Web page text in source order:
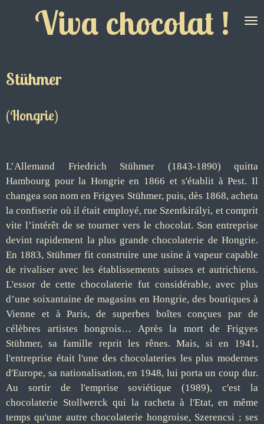
PasserViva chocolat !
Stühmer
(Hongrie)
L’Allemand Friedrich Stühmer (1843-1890) quitta
Hambourg pour la Hongrie en 1866 et s'établit à Pest. Il
changea son nom en Frigyes Stühmer, puis, dès 1868, acheta
la confiserie où il était employé, rue Szentkirályi, et comprit
vite l’intérêt de se tourner vers le chocolat. Son entreprise
devint rapidement la plus grande chocolaterie de Hongrie.
En 1883, Stühmer fit construire une usine à vapeur capable
de rivaliser avec les établissements suisses et autrichiens.
L'essor de cette chocolaterie fut considérable, avec plus
d’une soixantaine de magasins en Hongrie, des boutiques à
Vienne et à Paris, de superbes boîtes conçues par de
célèbres artistes hongrois… Après la mort de Frigyes
Stühmer, sa famille reprit les rênes. Mais, si en 1941,
l'entreprise était l'une des chocolateries les plus modernes
d'Europe, sa nationalisation, en 1948, lui porta un coup dur.
Au sortir de l'emprise soviétique (1989), c'est la
chocolaterie Stollwerck qui la racheta à l'Etat, en même
temps qu'une autre chocolaterie hongroise, Szerencsi ; ses